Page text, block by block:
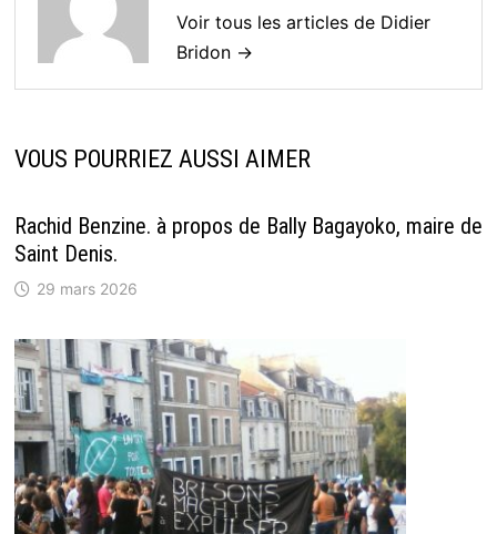
Voir tous les articles de Didier
Bridon →
VOUS POURRIEZ AUSSI AIMER
Rachid Benzine. à propos de Bally Bagayoko, maire de
Saint Denis.
29 mars 2026